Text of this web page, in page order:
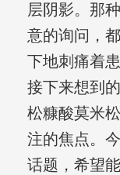
层阴影。那
意的询问，
下地刺痛着
接下来想到
松糠酸莫米
注的焦点。
话题，希望